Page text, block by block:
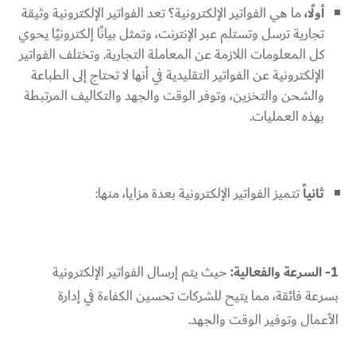
أولًا،ما هي الفواتير الإلكترونية؟ تعد الفواتير الإلكترونية وثيقة
تجارية ترسل وتستلم عبر الإنترنت، وتمثل بيانًا إلكترونيًا يحوي
كل المعلومات اللازمة عن المعاملة التجارية. وتختلف الفواتير
الإلكترونية عن الفواتير التقليدية في أنها لا تحتاج إلى الطباعة
والشحن والتخزين، وتوفر الوقت والجهد والتكاليف المرتبطة
بهذه العمليات.
ثانياًتتميز الفواتير الإلكترونية بعدة مزايا، منها:
1- السرعة والفعالية:
حيث يتم إرسال الفواتير الإلكترونية
بسرعة فائقة، مما يتيح للشركات تحسين الكفاءة في إدارة
الأعمال وتوفير الوقت والجهد.